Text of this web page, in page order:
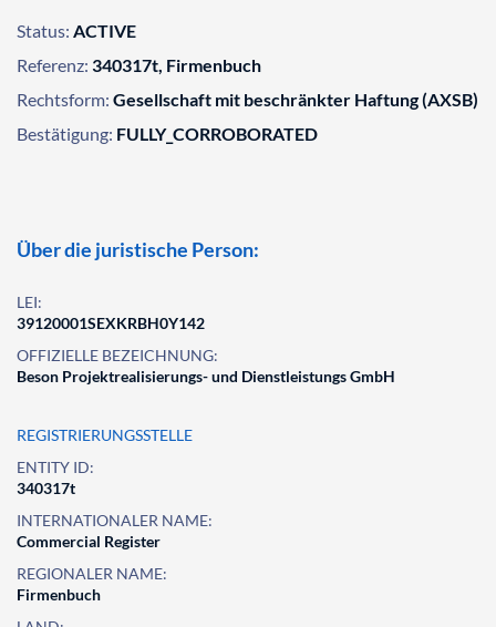
Status: ACTIVE
Referenz: 340317t, Firmenbuch
Rechtsform: Gesellschaft mit beschränkter Haftung (AXSB)
Bestätigung: FULLY_CORROBORATED
Über die juristische Person:
LEI:
39120001SEXKRBH0Y142
OFFIZIELLE BEZEICHNUNG:
Beson Projektrealisierungs- und Dienstleistungs GmbH
REGISTRIERUNGSSTELLE
ENTITY ID:
340317t
INTERNATIONALER NAME:
Commercial Register
REGIONALER NAME:
Firmenbuch